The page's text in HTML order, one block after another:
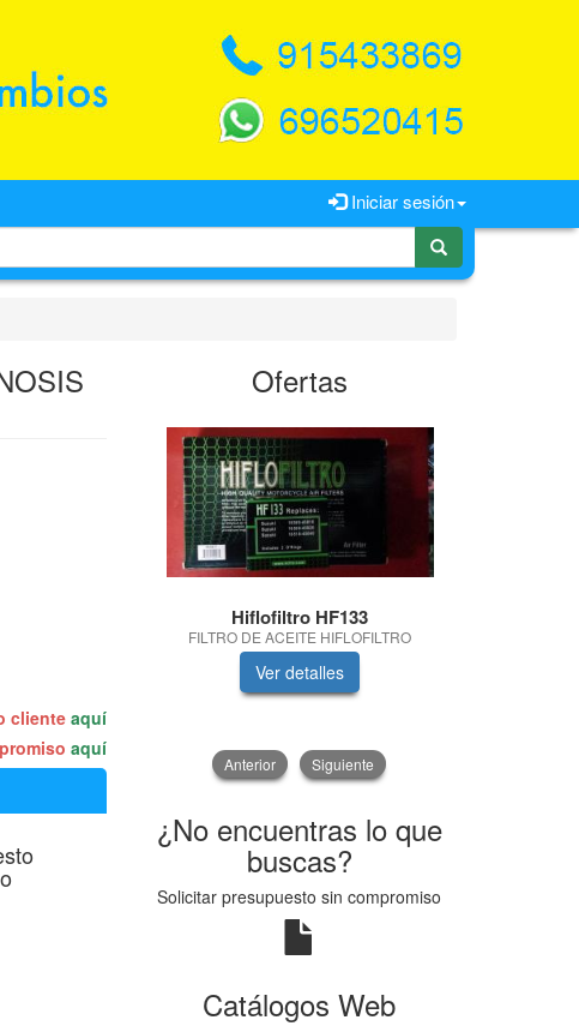
Iniciar sesión
cliente aquí
aquí
Ofertas
Hiflofiltro HF133
FILTRO DE ACEITE HIFLOFILTRO
Ver detalles
Anterior Siguiente
¿No encuentras lo que
buscas?
Solicitar presupuesto sin compromiso
Catálogos Web